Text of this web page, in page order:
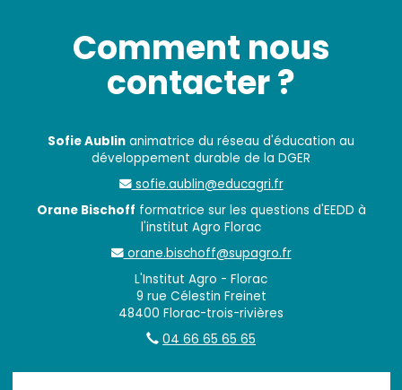
Comment nous
contacter ?
Sofie Aublin animatrice du réseau d'éducation au
développement durable de la DGER
sofie.aublin@educagri.fr
Orane Bischoff formatrice sur les questions d'EEDD à
l'institut Agro Florac
orane.bischoff@supagro.fr
L'Institut Agro - Florac
9 rue Célestin Freinet
48400 Florac-trois-rivières
04 66 65 65 65